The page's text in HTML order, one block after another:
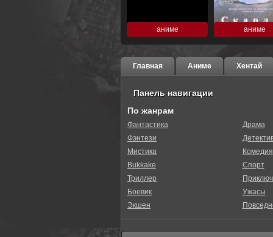
аниме аниме
Главная Аниме Хентай
Панель навигации
По жанрам
Фантастика
Фэнтези
Мистика
Bukkake
Триллер
Боевик
Экшен
Драма
Комедия
Спорт
Ужасы